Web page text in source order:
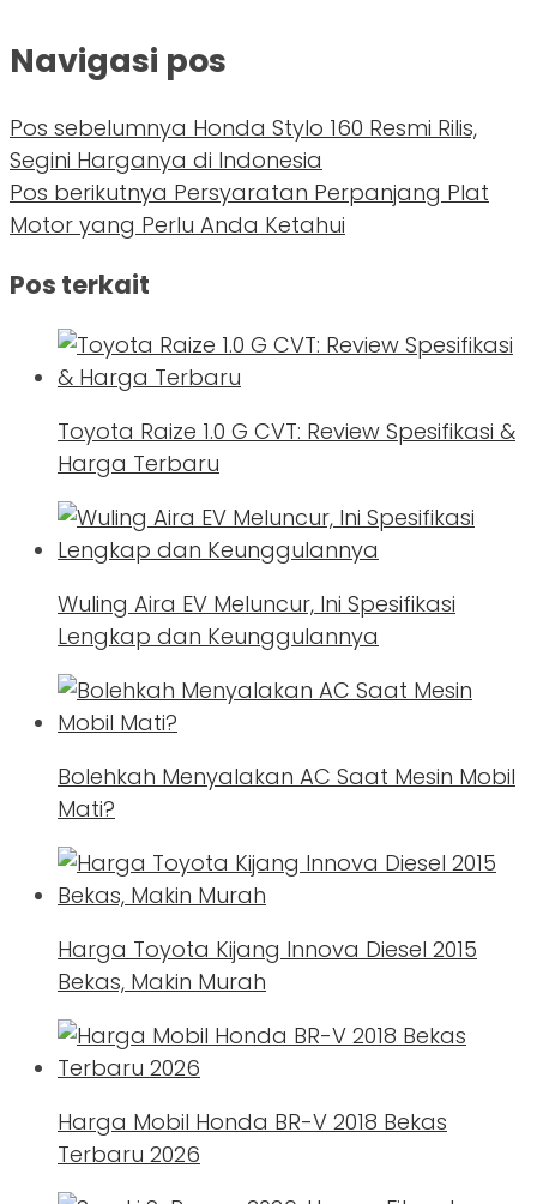
Navigasi pos
Pos sebelumnya Honda Stylo 160 Resmi Rilis,
Segini Harganya di Indonesia
Pos berikutnya Persyaratan Perpanjang Plat
Motor yang Perlu Anda Ketahui
Pos terkait
Toyota Raize 1.0 G CVT: Review Spesifikasi &
Harga Terbaru
Wuling Aira EV Meluncur, Ini Spesifikasi
Lengkap dan Keunggulannya
Bolehkah Menyalakan AC Saat Mesin Mobil
Mati?
Harga Toyota Kijang Innova Diesel 2015
Bekas, Makin Murah
Harga Mobil Honda BR-V 2018 Bekas
Terbaru 2026